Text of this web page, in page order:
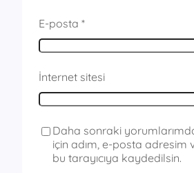
E-posta *
İnternet sitesi
Daha sonraki
için adım, e-posta adresim
bu tarayıcıya kaydedilsin.